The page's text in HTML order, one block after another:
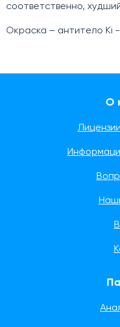
соответственно,
Окраска – антитело Ki -
О